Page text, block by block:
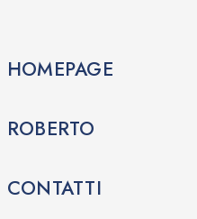
HOMEPAGE
ROBERTO
CONTATTI